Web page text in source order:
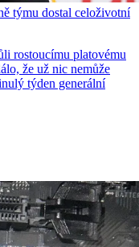
týmu dostal celoživotní
rostoucímu platovému
že už nic nemůže
týden generální